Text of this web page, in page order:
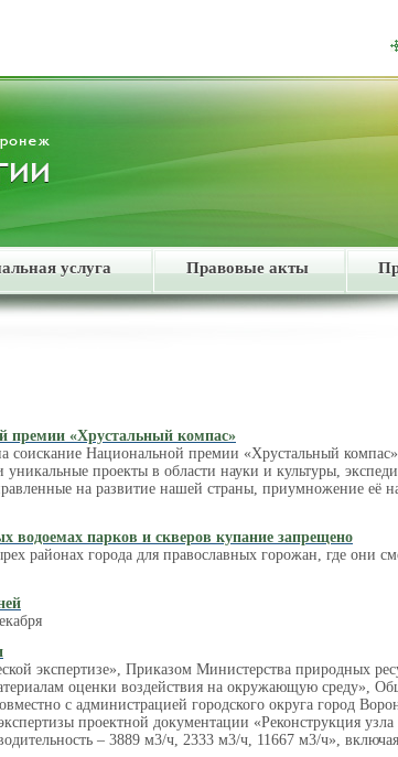
услуга Правовые акты
премии «Хрустальный компас»
соискание Национальной премии «Хрустальный
проекты в области науки и культуры,
на развитие нашей страны, приумножение её
водоемах парков и скверов купание запрещено
районах города для православных горожан, где они
экспертизе», Приказом Министерства природных
оценки воздействия на окружающую среду»,
с администрацией городского округа город
проектной документации «Реконструкция узла
– 3889 м3/ч, 2333 м3/ч, 11667 м3/ч», включая